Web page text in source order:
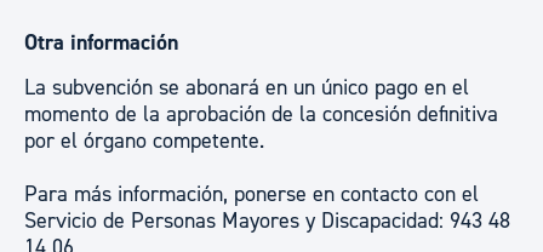
Otra información
La subvención se abonará en un único pago en el
momento de la aprobación de la concesión definitiva
por el órgano competente.
Para más información, ponerse en contacto con el
Servicio de Personas Mayores y Discapacidad: 943 48